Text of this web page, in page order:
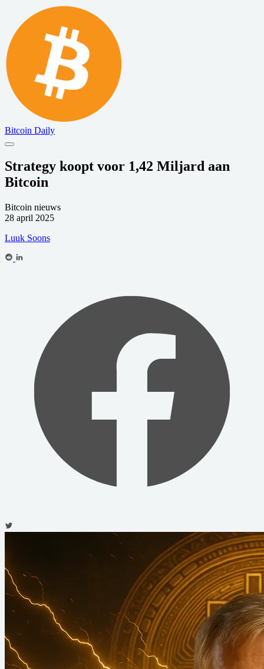
Bitcoin Daily
Strategy koopt voor 1,42 Miljard aan
Bitcoin
Bitcoin nieuws
28 april 2025
Luuk Soons